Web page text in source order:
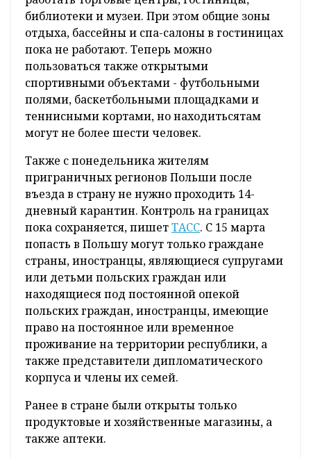
библиотеки и музеи. При этом общие зоны
отдыха, бассейны и спа-салоны в гостиницах
пока не работают. Теперь можно
пользоваться также открытыми
спортивными объектами - футбольными
полями, баскетбольными площадками и
теннисными кортами, но находитьсятам
могут не более шести человек.
Также с понедельника жителям
приграничных регионов Польши после
въезда в страну не нужно проходить 14-
дневный карантин. Контроль на границах
пока сохраняется, пишетТАСС. С 15 марта
попасть в Польшу могут только граждане
страны, иностранцы, являющиеся супругами
или детьми польских граждан или
находящиеся под постоянной опекой
польских граждан, иностранцы, имеющие
право на постоянное или временное
проживание на территории республики, а
также представители дипломатического
корпуса и члены их семей.
Ранее в стране были открыты только
продуктовые и хозяйственные магазины, а
также аптеки.